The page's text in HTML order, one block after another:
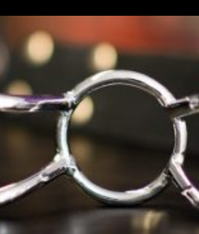
Inhalt
springen